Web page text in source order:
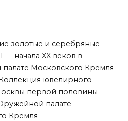
золотые и серебряные
— начала XX веков в
Московского Кремля
ювелирного
первой половины
палате
Кремля